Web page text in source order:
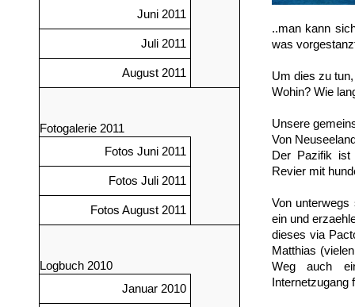
Juni 2011
Juli 2011
August 2011
Fotogalerie 2011
Fotos Juni 2011
Fotos Juli 2011
Fotos August 2011
Logbuch 2010
Januar 2010
..man kann
was
Um dies zu
Wohin? Wie
Unsere
Von
Der Pazifik ist
Revier mit
Von unterwegs
ein und
dieses via
Matthias
Weg auch